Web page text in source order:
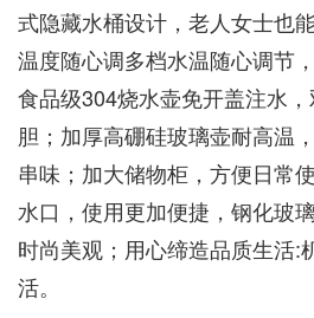
式隐藏水桶设计，老人女士也
温度随心调多档水温随心调节
食品级304烧水壶免开盖注水
胆；加厚高硼硅玻璃壶耐高温
串味；加大储物柜，方便日常
水口，使用更加便捷，钢化玻
时尚美观；用心缔造品质生活:
活。